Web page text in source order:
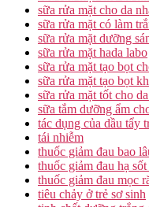
sữa rửa mặt cho da
sữa rửa mặt có làm
sữa rửa mặt dưỡng
sữa rửa mặt hada labo
sữa rửa mặt tạo bọt
sữa rửa mặt tạo bọt
sữa rửa mặt tốt cho
sữa tắm dưỡng ẩm
tác dụng của dầu tẩy
tái nhiễm
thuốc giảm đau bao
thuốc giảm đau hạ
thuốc giảm đau mọc
tiêu chảy ở trẻ sơ sinh